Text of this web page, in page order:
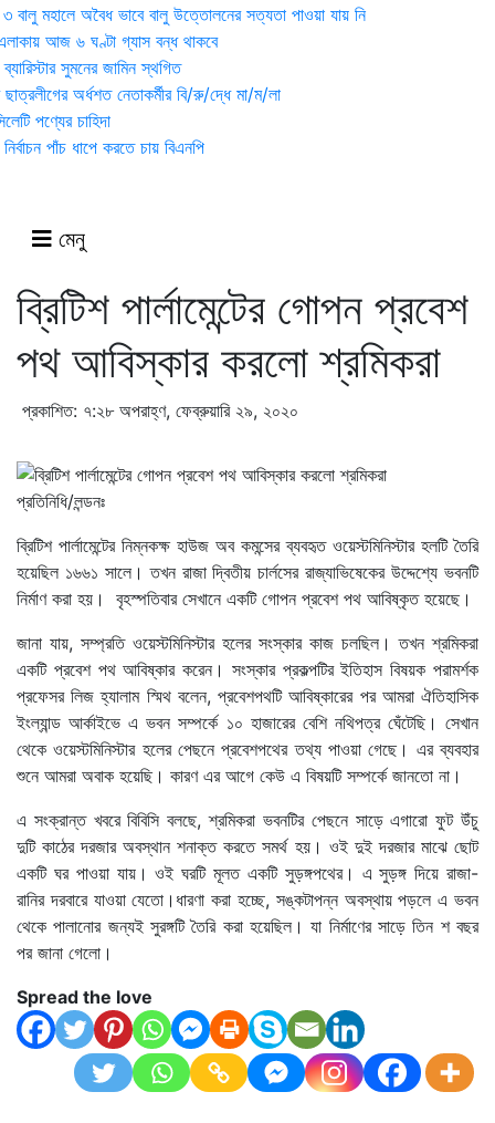
বালু মহালে অবৈধ ভাবে বালু উত্তোলনের সত্যতা পাওয়া যায় নি
আজ ৬ ঘণ্টা গ্যাস বন্ধ থাকবে
সুমনের জামিন স্থগিত
ছাত্রলীগের অর্ধশত নেতাকর্মীর বি/রু/দ্ধে মা/ম/লা
পণ্যের চাহিদা
পাঁচ ধাপে করতে চায় বিএনপি
মেনু
ব্রিটিশ পার্লামেন্টের গোপন প্রবেশ
পথ আবিস্কার করলো শ্রমিকরা
প্রকাশিত: ৭:২৮ অপরাহ্ণ, ফেব্রুয়ারি ২৯, ২০২০
প্রতিনিধি/লন্ডনঃ
ব্রিটিশ পার্লামেন্টের নিম্নকক্ষ হাউজ অব কমন্সের ব্যবহৃত ওয়েস্টমিনিস্টার হলটি তৈরি
হয়েছিল ১৬৬১ সালে। তখন রাজা দ্বিতীয় চার্লসের রাজ্যাভিষেকের উদ্দেশ্যে ভবনটি
নির্মাণ করা হয়। বৃহস্পতিবার সেখানে একটি গোপন প্রবেশ পথ আবিষ্কৃত হয়েছে।
জানা যায়, সম্প্রতি ওয়েস্টমিনিস্টার হলের সংস্কার কাজ চলছিল। তখন শ্রমিকরা
একটি প্রবেশ পথ আবিষ্কার করেন। সংস্কার প্রকল্পটির ইতিহাস বিষয়ক পরামর্শক
প্রফেসর লিজ হ্যালাম স্মিথ বলেন, প্রবেশপথটি আবিষ্কারের পর আমরা ঐতিহাসিক
ইংল্যান্ড আর্কাইভে এ ভবন সম্পর্কে ১০ হাজারের বেশি নথিপত্র ঘেঁটেছি। সেখান
থেকে ওয়েস্টমিনিস্টার হলের পেছনে প্রবেশপথের তথ্য পাওয়া গেছে। এর ব্যবহার
শুনে আমরা অবাক হয়েছি। কারণ এর আগে কেউ এ বিষয়টি সম্পর্কে জানতো না।
এ সংক্রান্ত খবরে বিবিসি বলছে, শ্রমিকরা ভবনটির পেছনে সাড়ে এগারো ফুট উঁচু
দুটি কাঠের দরজার অবস্থান শনাক্ত করতে সমর্থ হয়। ওই দুই দরজার মাঝে ছোট
একটি ঘর পাওয়া যায়। ওই ঘরটি মূলত একটি সুড়ঙ্গপথের। এ সুড়ঙ্গ দিয়ে রাজা-
রানির দরবারে যাওয়া যেতো।ধারণা করা হচ্ছে, সঙ্কটাপন্ন অবস্থায় পড়লে এ ভবন
থেকে পালানোর জন্যই সুরঙ্গটি তৈরি করা হয়েছিল। যা নির্মাণের সাড়ে তিন শ বছর
পর জানা গেলো।
Spread the love